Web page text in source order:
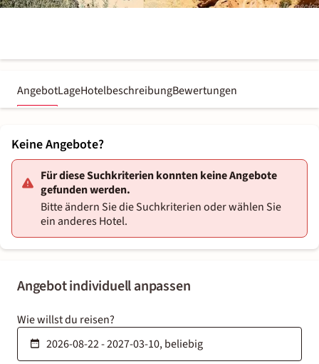
AngebotLageHotelbeschreibungBewertungen
Angebot individuell anpassen
Wie willst du reisen?
Keine Angebote?
Für diese Suchkriterien konnten keine Angebote
gefunden werden.
Bitte ändern Sie die Suchkriterien oder wählen Sie
ein anderes Hotel.